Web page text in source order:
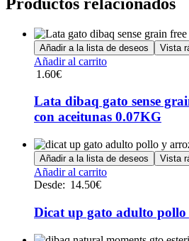
Añadir a la lista de deseos Vista
Añadir al carrito
1.60€
Lata dibaq gato sense
con aceitunas 0.07KG
Añadir a la lista de deseos Vista
Añadir al carritoEste
múltiples
variantes.
Desde: 14.50€
Dicat up gato adulto